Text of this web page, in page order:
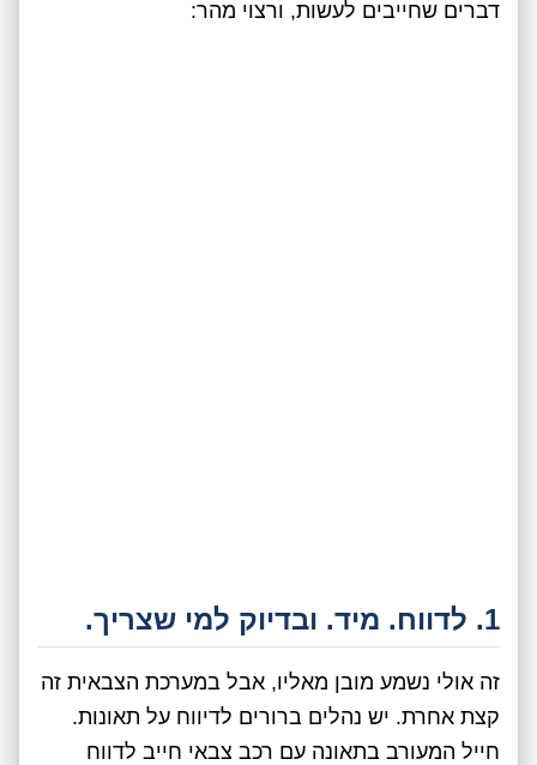
דברים שחייבים לעשות, ורצוי מהר:
1. לדווח. מיד. ובדיוק למי שצריך.
זה אולי נשמע מובן מאליו, אבל במערכת הצבאית זה
קצת אחרת. יש נהלים ברורים לדיווח על תאונות.
חייל המעורב בתאונה עם רכב צבאי חייב לדווח